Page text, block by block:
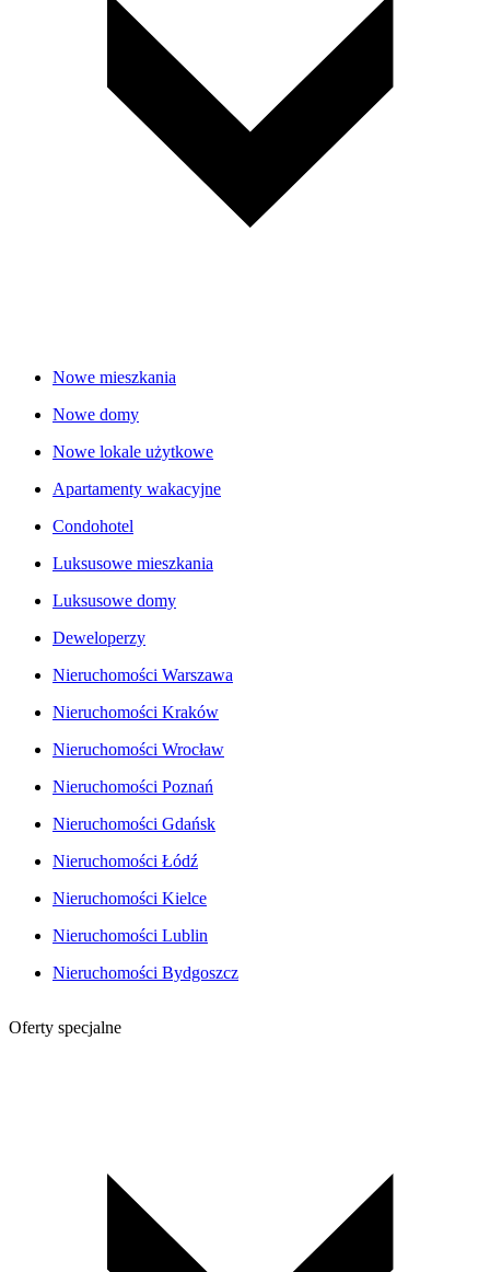
Nowe mieszkania
Nowe domy
Nowe lokale użytkowe
Apartamenty wakacyjne
Condohotel
Luksusowe mieszkania
Luksusowe domy
Deweloperzy
Nieruchomości Warszawa
Nieruchomości Kraków
Nieruchomości Wrocław
Nieruchomości Poznań
Nieruchomości Gdańsk
Nieruchomości Łódź
Nieruchomości Kielce
Nieruchomości Lublin
Nieruchomości Bydgoszcz
Oferty specjalne